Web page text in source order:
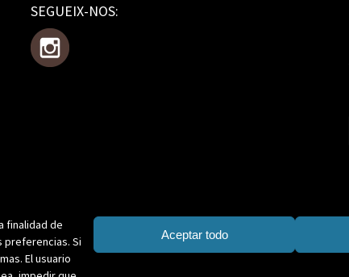
finalidad de
preferencias. Si
El usuario
Aceptar todo
SEGUEIX-NOS: